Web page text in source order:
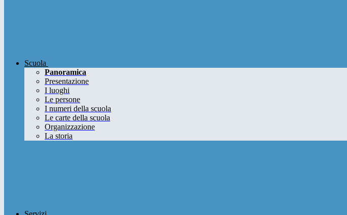
Scuola
Panoramica
Presentazione
I luoghi
Le persone
I numeri della scuola
Le carte della scuola
Organizzazione
La storia